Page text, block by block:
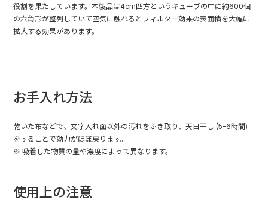
役割を果たしています。本製品は4cm四方というキューブの中に約600個
の六角形が整列していて空気に触れるとフィルター効果の表面積を大幅に
拡大する効果があります。
お手入れ方法
乾いた布などで、文字入れ面以外の汚れをふき取り、天日干し (5-6時間)
をすることで効力がほぼ戻ります。
※ 吸着した物質の量や濃度によって異なります。
使用上の注意